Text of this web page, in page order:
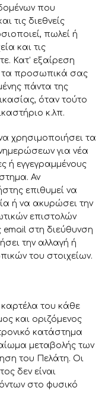
που
τις διεθνείς
πωλεί ή
και τις
Κατ’ εξαίρεση
τα προσωπικά σας
πάντα της
όταν τούτο
κ.λπ.
χρησιμοποιήσει τα
για νέα
ή εγγεγραμμένους
Αν
επιθυμεί να
ή να ακυρώσει την
επιστολών
email στη διεύθυνση
την αλλαγή ή
του στοιχείων.
καρτέλα του κάθε
και οριζόμενος
κατάστημα
μεταβολής των
του Πελάτη. Οι
δεν είναι
στο φυσικό